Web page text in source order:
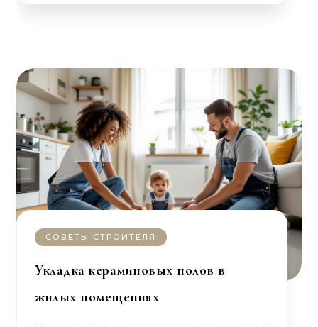
СОВЕТЫ СТРОИТЕЛЯ
Укладка кераминовых полов в
жилых помещениях